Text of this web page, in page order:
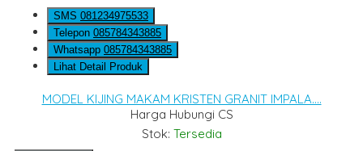
SMS 081234975533
Telepon 085784343885
Whatsapp 085784343885
Lihat Detail Produk
MODEL KIJING MAKAM KRISTEN GRANIT IMPALA....
Harga Hubungi CS
Stok: Tersedia